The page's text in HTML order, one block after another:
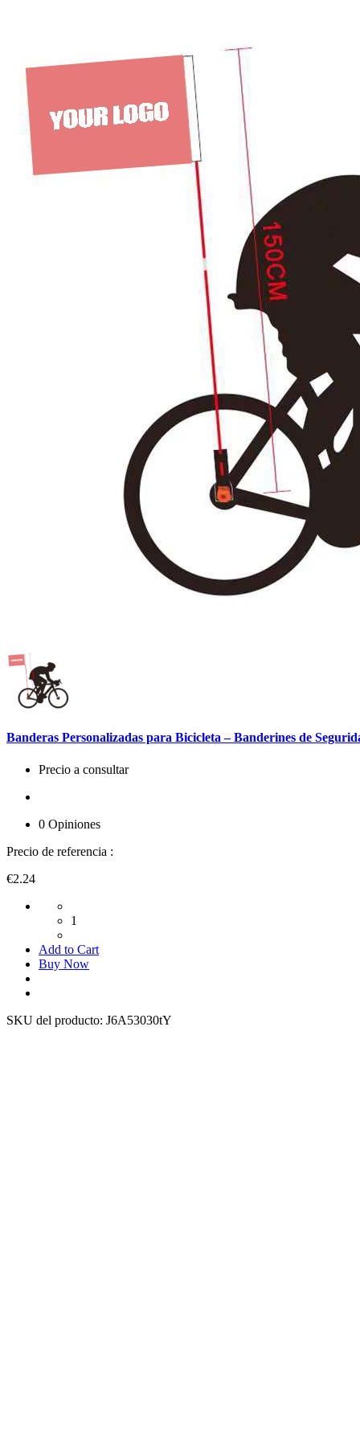
Banderas Personalizadas para Bicicleta – Banderines de
Precio a consultar
0 Opiniones
Precio de referencia :
€2.24
1
Add to Cart
Buy Now
SKU del producto: J6A53030tY